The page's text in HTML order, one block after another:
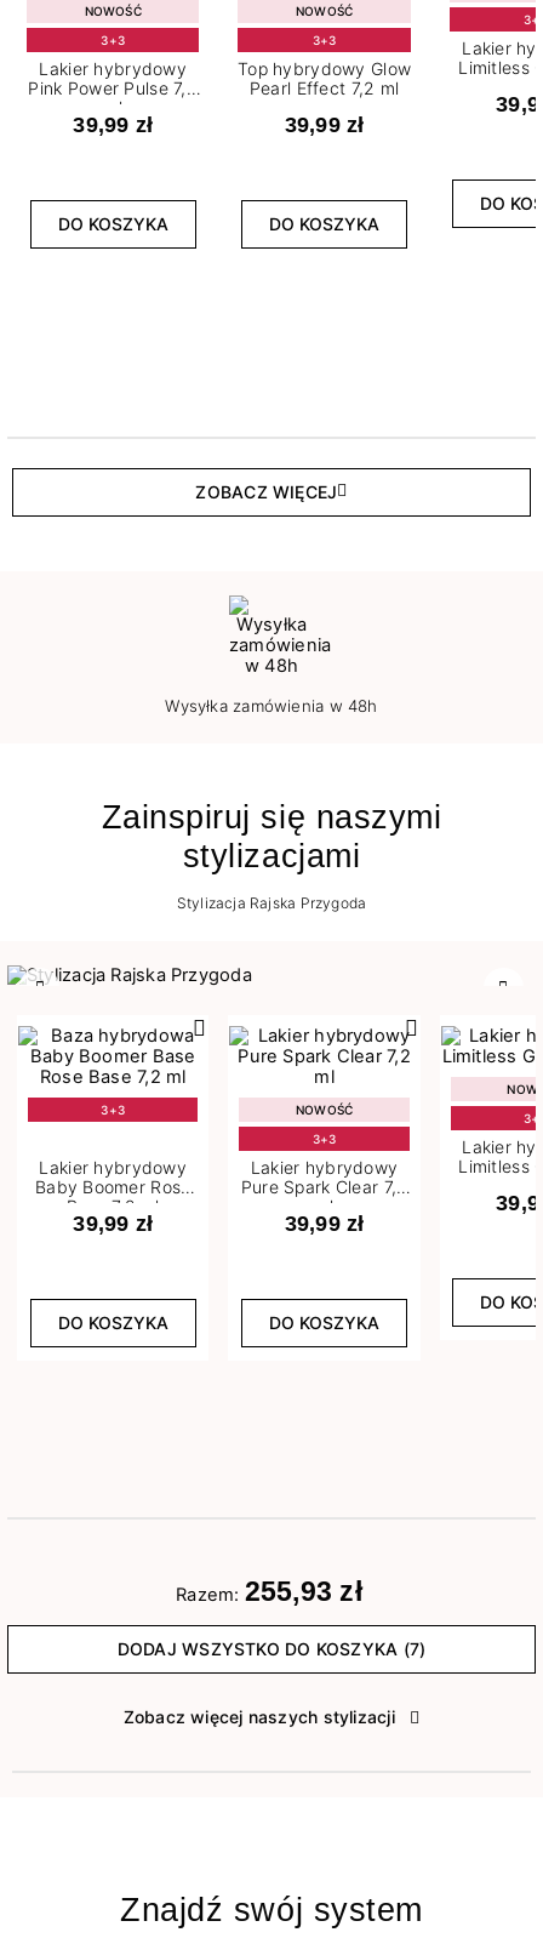
NOWOŚĆ
3+3
Lakier hybrydowy
Pink Power Pulse 7,2
ml
39,99 zł
DO KOSZYKA
NOWOŚĆ
3+3
Top hybrydowy Glow
Pearl Effect 7,2 ml
39,99 zł
DO KOSZYKA
Lakier
Limitless
DO
ZOBACZ WIĘCEJ
Wysyłka zamówienia w 48h
Zainspiruj się naszymi
stylizacjami
Stylizacja Rajska Przygoda
3+3
Lakier hybrydowy
Baby Boomer Rose
Base 7,2 ml
39,99 zł
DO KOSZYKA
NOWOŚĆ
3+3
Lakier hybrydowy
Pure Spark Clear 7,2
ml
39,99 zł
DO KOSZYKA
Lakier
Limitless
DO
Razem: 255,93 zł
DODAJ WSZYSTKO DO KOSZYKA (7)
Zobacz więcej naszych stylizacji
Znajdź swój system